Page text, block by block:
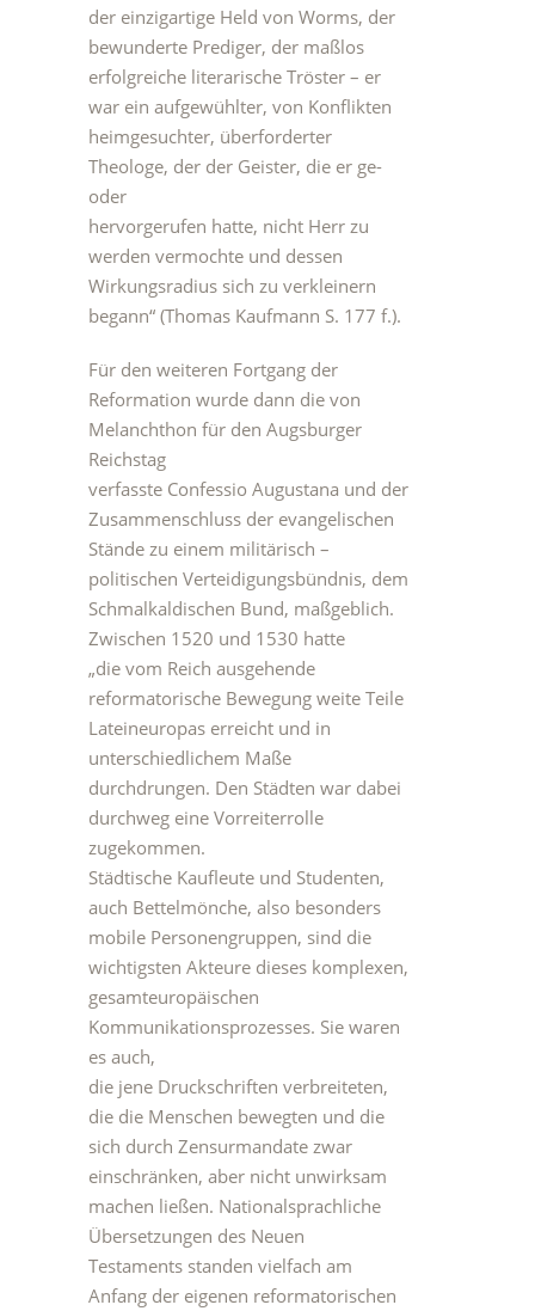
der einzigartige Held von Worms, der
bewunderte Prediger, der maßlos
erfolgreiche literarische Tröster – er
war ein aufgewühlter, von Konflikten
heimgesuchter, überforderter
Theologe, der der Geister, die er ge-
oder
hervorgerufen hatte, nicht Herr zu
werden vermochte und dessen
Wirkungsradius sich zu verkleinern
begann“ (Thomas Kaufmann S. 177 f.).
Für den weiteren Fortgang der
Reformation wurde dann die von
Melanchthon für den Augsburger
Reichstag
verfasste Confessio Augustana und der
Zusammenschluss der evangelischen
Stände zu einem militärisch –
politischen Verteidigungsbündnis, dem
Schmalkaldischen Bund, maßgeblich.
Zwischen 1520 und 1530 hatte
„die vom Reich ausgehende
reformatorische Bewegung weite Teile
Lateineuropas erreicht und in
unterschiedlichem Maße
durchdrungen. Den Städten war dabei
durchweg eine Vorreiterrolle
zugekommen.
Städtische Kaufleute und Studenten,
auch Bettelmönche, also besonders
mobile Personengruppen, sind die
wichtigsten Akteure dieses komplexen,
gesamteuropäischen
Kommunikationsprozesses. Sie waren
es auch,
die jene Druckschriften verbreiteten,
die die Menschen bewegten und die
sich durch Zensurmandate zwar
einschränken, aber nicht unwirksam
machen ließen. Nationalsprachliche
Übersetzungen des Neuen
Testaments standen vielfach am
Anfang der eigenen reformatorischen